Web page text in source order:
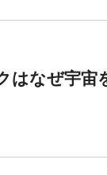
はなぜ宇宙